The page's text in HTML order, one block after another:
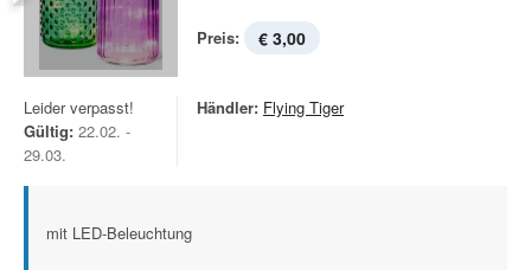
Preis: € 3,00
Leider verpasst!
Gültig: 22.02. -
29.03.
Händler: Flying Tiger
mit LED-Beleuchtung